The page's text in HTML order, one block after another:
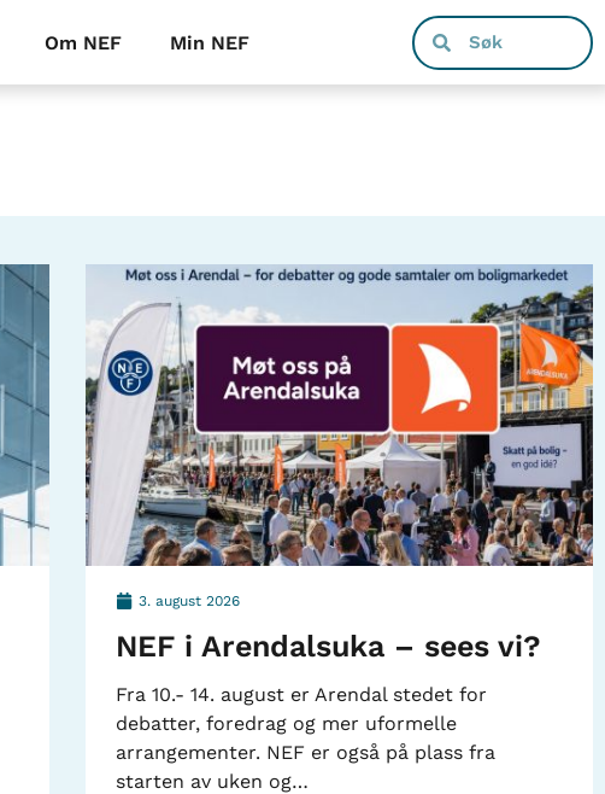
Om NEF Min NEF
3. august 2026
NEF i Arendalsuka – sees vi?
Fra 10.- 14. august er Arendal stedet for
debatter, foredrag og mer uformelle
arrangementer. NEF er også på plass fra
starten av uken og…